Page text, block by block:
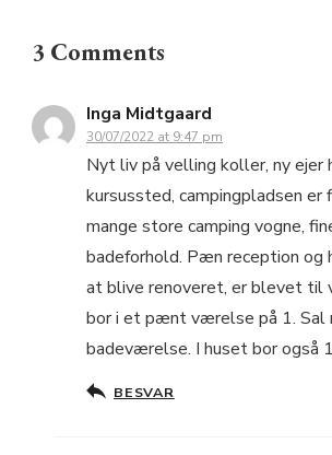
3 Comments
Inga Midtgaard
30/07/2022 at 9:47 pm
Nyt liv på velling koller, ny ejer
kursussted, campingpladsen
mange store camping vogne,
badeforhold. Pæn reception
at blive renoveret, er blevet til
bor i et pænt værelse på 1. Sal
badeværelse. I huset bor også
BESVAR